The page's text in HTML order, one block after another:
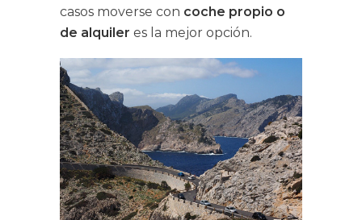
casos moverse con coche propio o
de alquiler es la mejor opción.